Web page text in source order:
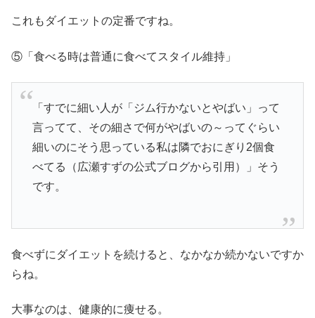
これもダイエットの定番ですね。
⑤「食べる時は普通に食べてスタイル維持」
「すでに細い人が「ジム行かないとやばい」って
言ってて、その細さで何がやばいの～ってぐらい
細いのにそう思っている私は隣でおにぎり2個食
べてる（広瀬すずの公式ブログから引用）」そう
です。
食べずにダイエットを続けると、なかなか続かないですか
らね。
大事なのは、健康的に痩せる。